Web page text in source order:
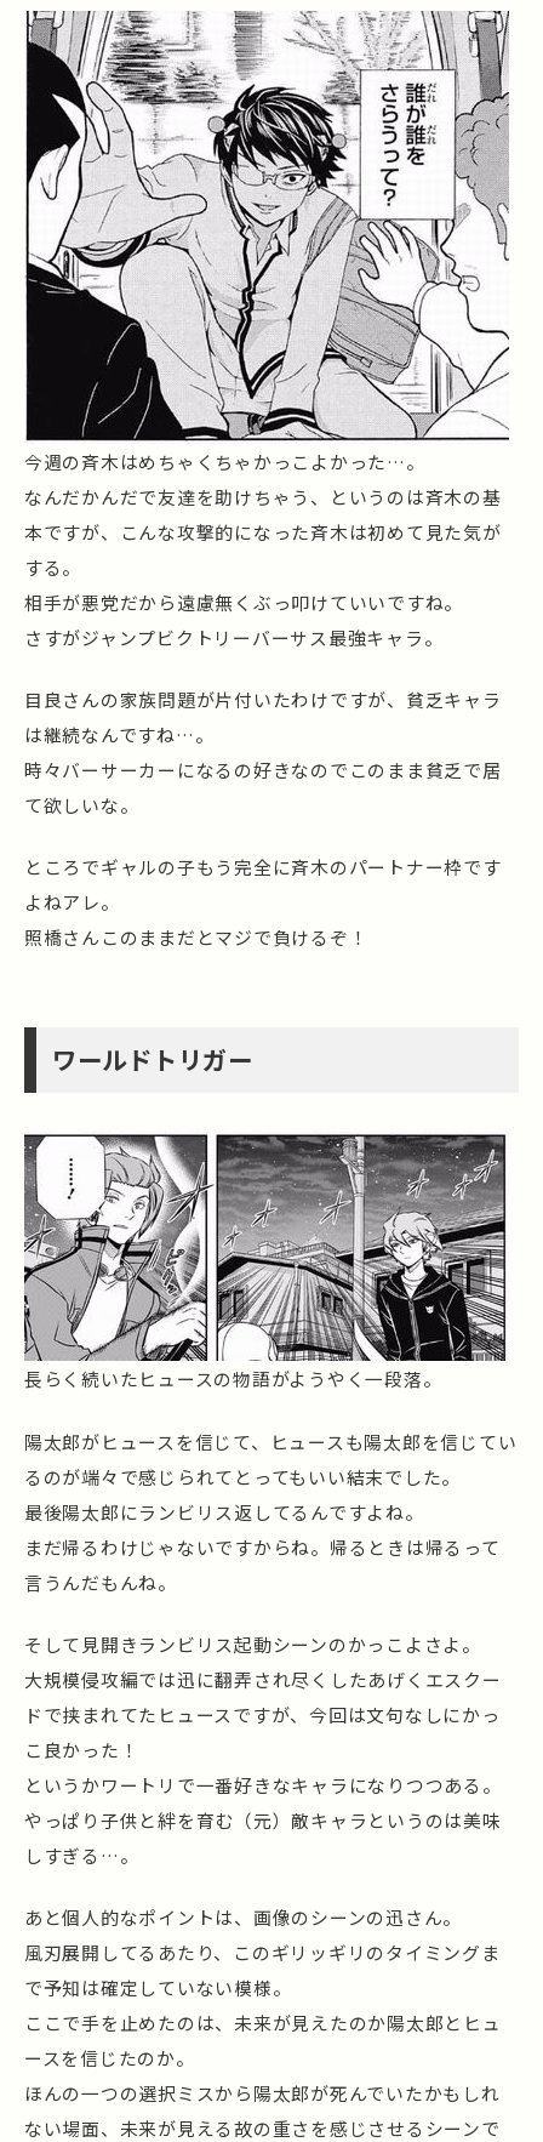
今週の斉木はめちゃくちゃかっこよかった…。
なんだかんだで友達を助けちゃう、というのは斉木の基
本ですが、こんな攻撃的になった斉木は初めて見た気が
する。
相手が悪党だから遠慮無くぶっ叩けていいですね。
さすがジャンプビクトリーバーサス最強キャラ。
目良さんの家族問題が片付いたわけですが、貧乏キャラ
は継続なんですね…。
時々バーサーカーになるの好きなのでこのまま貧乏で居
て欲しいな。
ところでギャルの子もう完全に斉木のパートナー枠です
よねアレ。
照橋さんこのままだとマジで負けるぞ！
ワールドトリガー
長らく続いたヒュースの物語がようやく一段落。
陽太郎がヒュースを信じて、ヒュースも陽太郎を信じてい
るのが端々で感じられてとってもいい結末でした。
最後陽太郎にランビリス返してるんですよね。
まだ帰るわけじゃないですからね。帰るときは帰るって
言うんだもんね。
そして見開きランビリス起動シーンのかっこよさよ。
大規模侵攻編では迅に翻弄され尽くしたあげくエスクー
ドで挟まれてたヒュースですが、今回は文句なしにかっ
こ良かった！
というかワートリで一番好きなキャラになりつつある。
やっぱり子供と絆を育む（元）敵キャラというのは美味
しすぎる…。
あと個人的なポイントは、画像のシーンの迅さん。
風刃展開してるあたり、このギリッギリのタイミングま
で予知は確定していない模様。
ここで手を止めたのは、未来が見えたのか陽太郎とヒュ
ースを信じたのか。
ほんの一つの選択ミスから陽太郎が死んでいたかもしれ
ない場面、未来が見える故の重さを感じさせるシーンで